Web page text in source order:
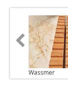
Wassmer